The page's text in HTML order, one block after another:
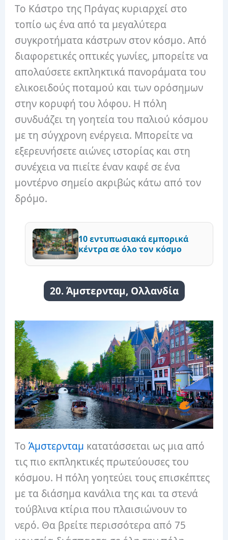
Το Κάστρο της Πράγας κυριαρχεί στο
τοπίο ως ένα από τα μεγαλύτερα
συγκροτήματα κάστρων στον κόσμο. Από
διαφορετικές οπτικές γωνίες, μπορείτε να
απολαύσετε εκπληκτικά πανοράματα του
ελικοειδούς ποταμού και των ορόσημων
στην κορυφή του λόφου. Η πόλη
συνδυάζει τη γοητεία του παλιού κόσμου
με τη σύγχρονη ενέργεια. Μπορείτε να
εξερευνήσετε αιώνες ιστορίας και στη
συνέχεια να πιείτε έναν καφέ σε ένα
μοντέρνο σημείο ακριβώς κάτω από τον
δρόμο.
10 εντυπωσιακά εμπορικά
κέντρα σε όλο τον κόσμο
20. Άμστερνταμ, Ολλανδία
ΤοΆμστερνταμ κατατάσσεται ως μια από
τις πιο εκπληκτικές πρωτεύουσες του
κόσμου. Η πόλη γοητεύει τους επισκέπτες
με τα διάσημα κανάλια της και τα στενά
τούβλινα κτίρια που πλαισιώνουν το
νερό. Θα βρείτε περισσότερα από 75